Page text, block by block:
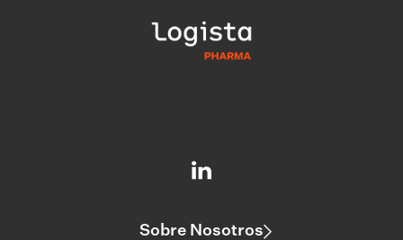
Sobre Nosotros